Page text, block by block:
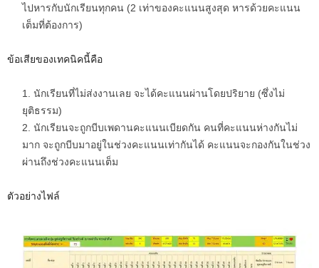
ไปหารกับนักเรียนทุกคน (2 เท่าของคะแนนสูงสุด หารด้วยคะแนน
เต็มที่ต้องการ)
ข้อเสียของเทคนิคนี้คือ
นักเรียนที่ไม่ส่งงานเลย จะได้คะแนนผ่านโดยปริยาย (ซึ่งไม่
ยุติธรรม)
นักเรียนจะถูกบีบเพดานคะแนนเบียดกัน คนที่คะแนนห่างกันไม่
มาก จะถูกบีบมาอยู่ในช่วงคะแนนเท่ากันได้ คะแนนจะกองกันในช่วง
ผ่านถึงช่วงคะแนนเต็ม
ตัวอย่างไฟล์